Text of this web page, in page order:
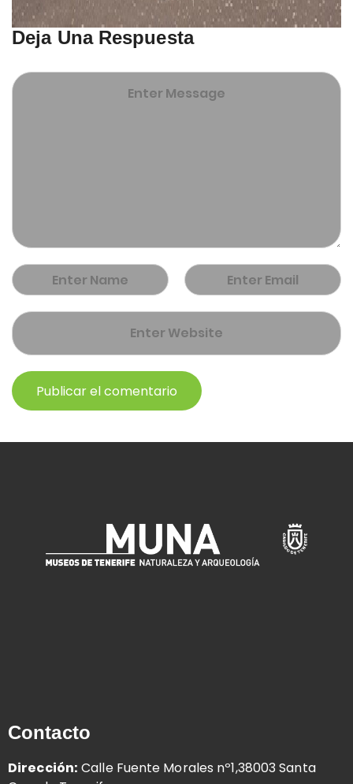
Deja Una Respuesta
Contacto
Dirección: Calle Fuente Morales nº1,38003 Santa